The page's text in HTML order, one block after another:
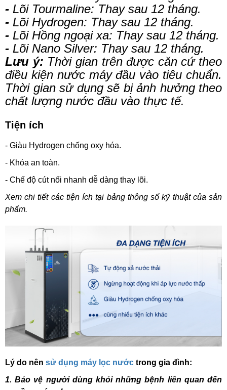
- Lõi Tourmaline: Thay sau 12 tháng.
- Lõi Hydrogen: Thay sau 12 tháng.
- Lõi Hồng ngoại xa: Thay sau 12 tháng.
- Lõi Nano Silver: Thay sau 12 tháng.
Lưu ý: Thời gian trên được căn cứ theo
điều kiện nước máy đầu vào tiêu chuẩn.
Thời gian sử dụng sẽ bị ảnh hưởng theo
chất lượng nước đầu vào thực tế.
Tiện ích
- Giàu Hydrogen chống oxy hóa.
- Khóa an toàn.
- Chế độ cút nối nhanh dễ dàng thay lõi.
Xem chi tiết các tiện ích tại bảng thông số kỹ thuật của sản
phẩm.
Lý do nên sử dụng máy lọc nước trong gia đình:
1. Bảo vệ người dùng khỏi những bệnh liên quan đến